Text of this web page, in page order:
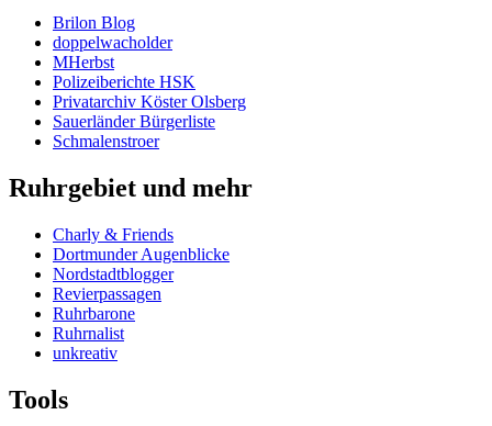
Brilon Blog
doppelwacholder
MHerbst
Polizeiberichte HSK
Privatarchiv Köster Olsberg
Sauerländer Bürgerliste
Schmalenstroer
Ruhrgebiet und mehr
Charly & Friends
Dortmunder Augenblicke
Nordstadtblogger
Revierpassagen
Ruhrbarone
Ruhrnalist
unkreativ
Tools